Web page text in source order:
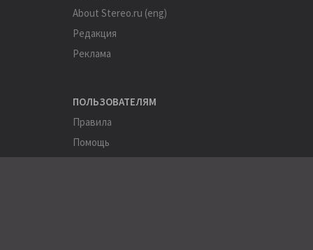
About Stereo.ru (eng)
Редакция
Реклама
ПОЛЬЗОВАТЕЛЯМ
Правила
Помощь